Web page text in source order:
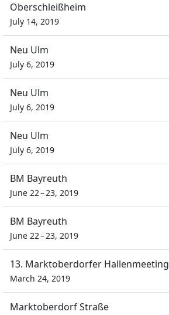
Oberschleißheim
July 14, 2019
Neu Ulm
July 6, 2019
Neu Ulm
July 6, 2019
Neu Ulm
July 6, 2019
BM Bayreuth
June 22 – 23, 2019
BM Bayreuth
June 22 – 23, 2019
13. Marktoberdorfer Hallenmeeting
March 24, 2019
Marktoberdorf Straße